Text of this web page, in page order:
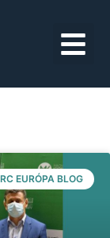
EURÓPA BLOG